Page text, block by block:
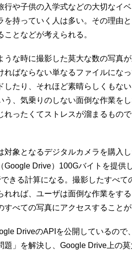
行や子供の入学式などの大切なイ
を持っていく人は多い。その理由
ことなどが考えられる。
な時に撮影した莫大な数の写真が
ればならない単なるファイルにな
したり、それほど素晴らしくもな
う、気乗りのしない面倒な作業を
れったくてストレスが溜まるもの
象となるデジタルカメラを購入
Google Drive）100Gバイトを提供
きる計算になる。撮影したすべ
れれば、ユーザは面倒な作業をす
すべての写真にアクセスすること
DriveのAPIを公開しているので
題」を解決し、Google Drive上の